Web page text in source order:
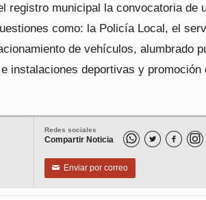
registro municipal la convocatoria de
como: la Policía Local, el
de vehículos, alumbrado
instalaciones deportivas y promoción
Redes sociales
Compartir Noticia  
✉ Enviar por correo